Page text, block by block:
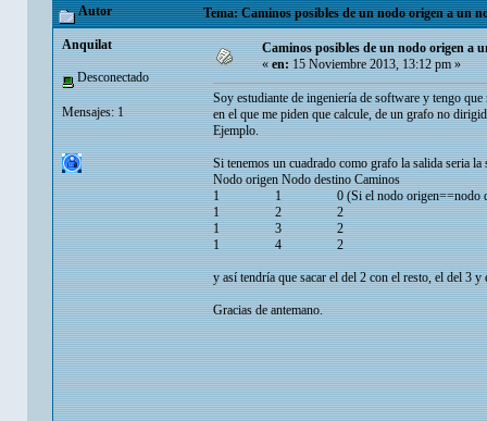
Autor Tema: Caminos posibles de un nodo origen a un
Anquilat
Desconectado
Mensajes: 1
Caminos posibles de un nodo origen a
«en:15 Noviembre 2013, 13:12 pm »
Soy estudiante de ingeniería de software y tengo
en el que me piden que calcule, de un grafo no
Ejemplo.
Si tenemos un cuadrado como grafo la salida seria la
Nodo origen Nodo destino Caminos
1 1 0 (Si el nodo origen==nodo
1 2 2
1 3 2
1 4 2
y así tendría que sacar el del 2 con el resto, el del 3 y
Gracias de antemano.